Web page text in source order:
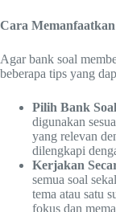
Cara
Agar bank soal
beberapa tips yang
Pilih Bank
digunakan
yang relevan
dilengkapi
Kerjakan
semua soal
tema atau satu
fokus dan